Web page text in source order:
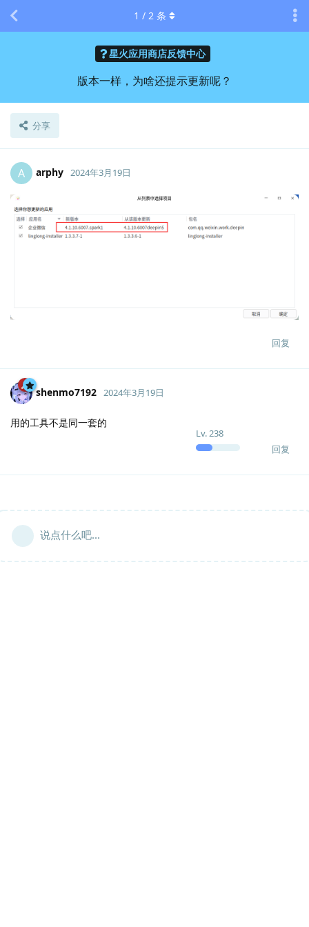
星火应用商店反馈中心
版本一样，为啥还提示更新呢？
分享
1 / 2 条
A arphy 2024年3月19日
回复
shenmo7192
Lv.238
2024年3月19日
用的工具不是同一套的
回复
说点什么吧...